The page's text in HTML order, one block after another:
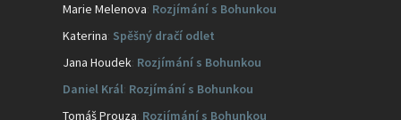
Marie Melenova Rozjímání s Bohunkou
Katerina Spěšný dračí odlet
Jana Houdek Rozjímání s Bohunkou
Daniel Král Rozjímání s Bohunkou
Tomáš Prouza Rozjímání s Bohunkou